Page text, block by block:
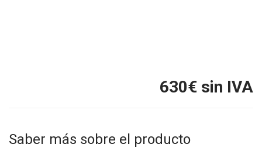
630€ sin IVA
Saber más sobre el producto